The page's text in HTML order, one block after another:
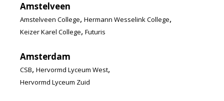
Amstelveen
Amstelveen College, Hermann Wesselink College,
Keizer Karel College, Futuris
Amsterdam
CSB, Hervormd Lyceum West,
Hervormd Lyceum Zuid